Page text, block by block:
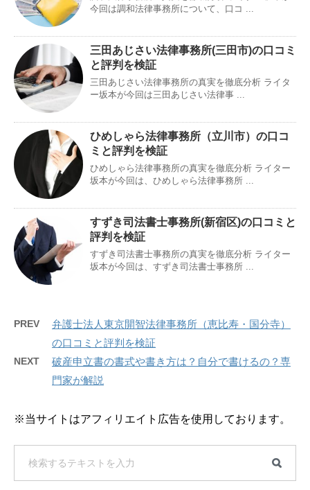
今回は調和法律事務所について、口コ ...
三田あじさい法律事務所(三田市)の口コミ
と評判を検証
三田あじさい法律事務所の真実を徹底分析 ライタ
ー坂本が今回は三田あじさい法律事 ...
ひめしゃら法律事務所（立川市）の口コ
ミと評判を検証
ひめしゃら法律事務所の真実を徹底分析 ライター
坂本が今回は、ひめしゃら法律事務所 ...
すずき司法書士事務所(新宿区)の口コミと
評判を検証
すずき司法書士事務所の真実を徹底分析 ライター
坂本が今回は、すずき司法書士事務所 ...
PREV
弁護士法人東京開智法律事務所（恵比寿・国分寺）
の口コミと評判を検証
NEXT
破産申立書の書式や書き方は？自分で書けるの？専
門家が解説
※当サイトはアフィリエイト広告を使用しております。